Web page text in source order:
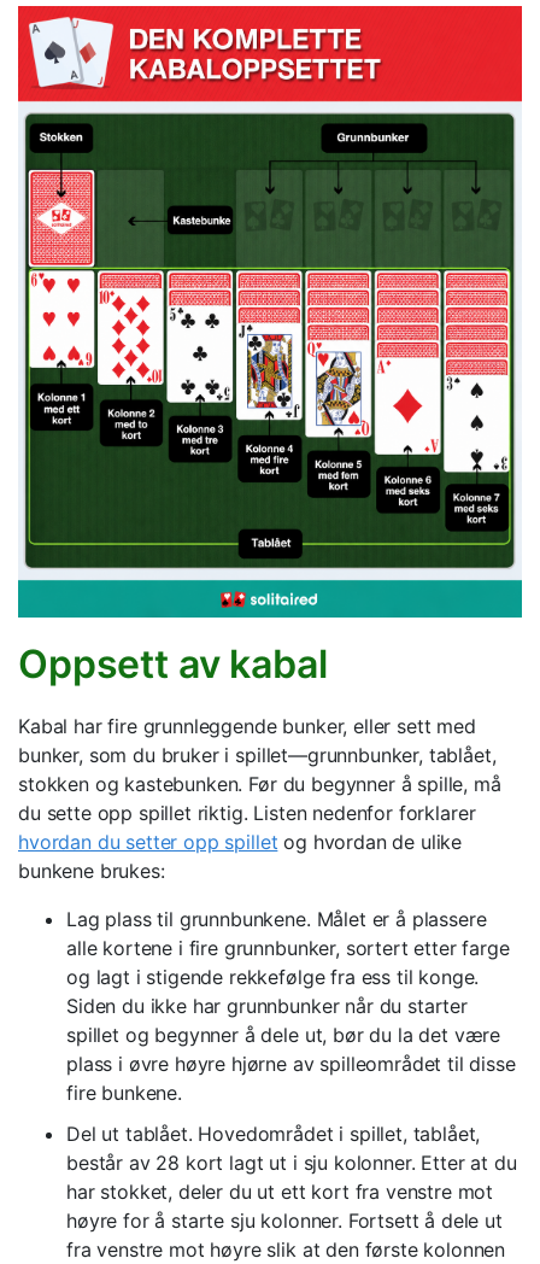
Oppsett av kabal
Kabal har fire grunnleggende bunker, eller sett med
bunker, som du bruker i spillet—grunnbunker, tablået,
stokken og kastebunken. Før du begynner å spille, må
du sette opp spillet riktig. Listen nedenfor forklarer
hvordan du setter opp spillet og hvordan de ulike
bunkene brukes:
Lag plass til grunnbunkene. Målet er å plassere
alle kortene i fire grunnbunker, sortert etter farge
og lagt i stigende rekkefølge fra ess til konge.
Siden du ikke har grunnbunker når du starter
spillet og begynner å dele ut, bør du la det være
plass i øvre høyre hjørne av spilleområdet til disse
fire bunkene.
Del ut tablået. Hovedområdet i spillet, tablået,
består av 28 kort lagt ut i sju kolonner. Etter at du
har stokket, deler du ut ett kort fra venstre mot
høyre for å starte sju kolonner. Fortsett å dele ut
fra venstre mot høyre slik at den første kolonnen